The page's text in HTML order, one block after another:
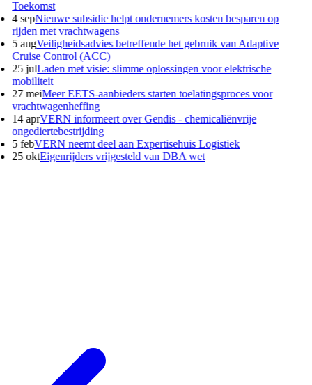
Toekomst
4 sepNieuwe subsidie helpt ondernemers kosten besparen op
rijden met vrachtwagens
5 augVeiligheidsadvies betreffende het gebruik van Adaptive
Cruise Control (ACC)
25 julLaden met visie: slimme oplossingen voor elektrische
mobiliteit
27 meiMeer EETS-aanbieders starten toelatingsproces voor
vrachtwagenheffing
14 aprVERN informeert over Gendis - chemicaliënvrije
ongediertebestrijding
5 febVERN neemt deel aan Expertisehuis Logistiek
25 oktEigenrijders vrijgesteld van DBA wet